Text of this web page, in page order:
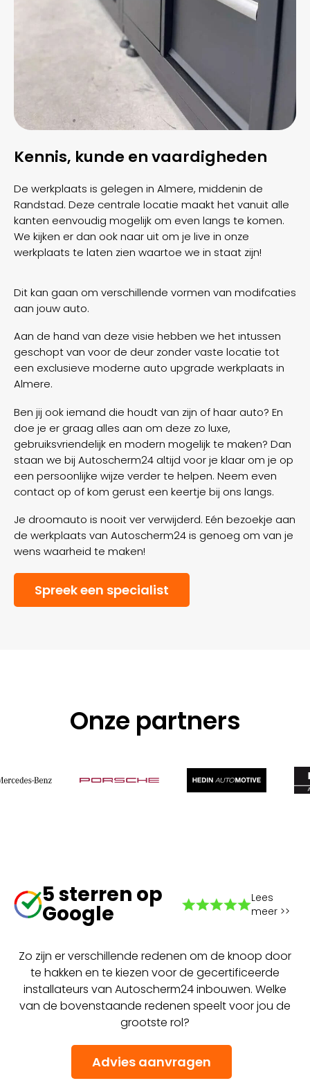
Kennis, kunde en vaardigheden
De werkplaats is gelegen in Almere, middenin de
Randstad. Deze centrale locatie maakt het vanuit alle
kanten eenvoudig mogelijk om even langs te komen.
We kijken er dan ook naar uit om je live in onze
werkplaats te laten zien waartoe we in staat zijn!
Dit kan gaan om verschillende vormen van modifcaties
aan jouw auto.
Aan de hand van deze visie hebben we het intussen
geschopt van voor de deur zonder vaste locatie tot
een exclusieve moderne auto upgrade werkplaats in
Almere.
Ben jij ook iemand die houdt van zijn of haar auto? En
doe je er graag alles aan om deze zo luxe,
gebruiksvriendelijk en modern mogelijk te maken? Dan
staan we bij Autoscherm24 altijd voor je klaar om je op
een persoonlijke wijze verder te helpen. Neem even
contact op of kom gerust een keertje bij ons langs.
Je droomauto is nooit ver verwijderd. Eén bezoekje aan
de werkplaats van Autoscherm24 is genoeg om van je
wens waarheid te maken!
Spreek een specialist
Onze partners
5 sterren op
Google
Lees
meer >>
Zo zijn er verschillende redenen om de knoop door
te hakken en te kiezen voor de gecertificeerde
installateurs van Autoscherm24 inbouwen. Welke
van de bovenstaande redenen speelt voor jou de
grootste rol?
Advies aanvragen